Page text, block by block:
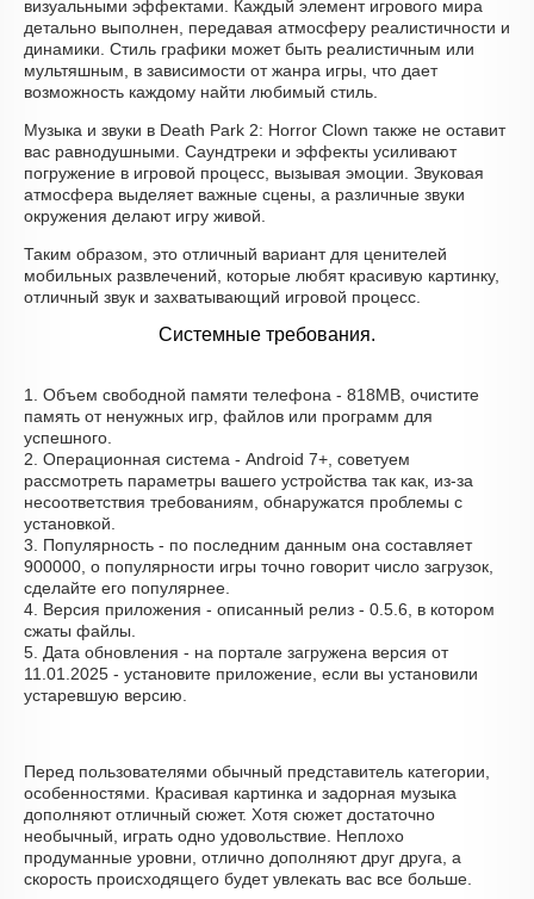
визуальными эффектами. Каждый элемент игрового мира
детально выполнен, передавая атмосферу реалистичности и
динамики. Стиль графики может быть реалистичным или
мультяшным, в зависимости от жанра игры, что дает
возможность каждому найти любимый стиль.
Музыка и звуки в Death Park 2: Horror Clown также не оставит
вас равнодушными. Саундтреки и эффекты усиливают
погружение в игровой процесс, вызывая эмоции. Звуковая
атмосфера выделяет важные сцены, а различные звуки
окружения делают игру живой.
Таким образом, это отличный вариант для ценителей
мобильных развлечений, которые любят красивую картинку,
отличный звук и захватывающий игровой процесс.
Системные требования.
1. Объем свободной памяти телефона - 818MB, очистите
память от ненужных игр, файлов или программ для
успешного.
2. Операционная система - Android 7+, советуем
рассмотреть параметры вашего устройства так как, из-за
несоответствия требованиям, обнаружатся проблемы с
установкой.
3. Популярность - по последним данным она составляет
900000, о популярности игры точно говорит число загрузок,
сделайте его популярнее.
4. Версия приложения - описанный релиз - 0.5.6, в котором
сжаты файлы.
5. Дата обновления - на портале загружена версия от
11.01.2025 - установите приложение, если вы установили
устаревшую версию.
Перед пользователями обычный представитель категории,
особенностями. Красивая картинка и задорная музыка
дополняют отличный сюжет. Хотя сюжет достаточно
необычный, играть одно удовольствие. Неплохо
продуманные уровни, отлично дополняют друг друга, а
скорость происходящего будет увлекать вас все больше.